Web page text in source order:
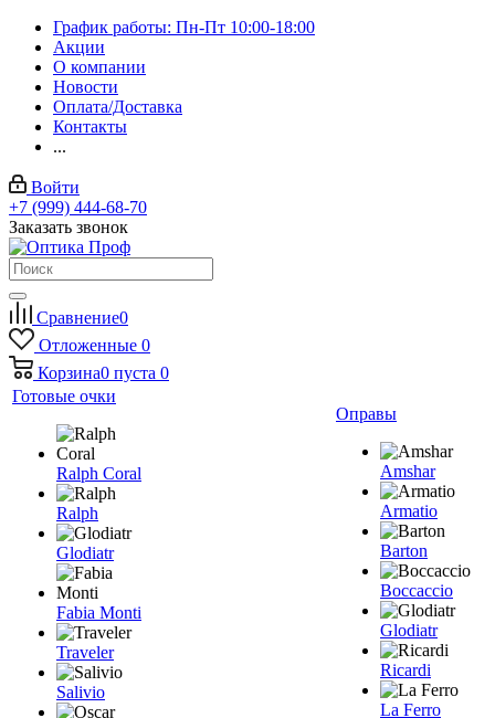
График работы: Пн-Пт 10:00-18:00
Акции
О компании
Новости
Оплата/Доставка
Контакты
...
Войти
+7 (999) 444-68-70
Заказать звонок
Сравнение0
Отложенные 0
Корзина0 пуста 0
Готовые очки
Ralph Coral
Ralph
Glodiatr
Fabia Monti
Traveler
Salivio
Оправы
Amshar
Armatio
Barton
Boccaccio
Glodiatr
Ricardi
La Ferro